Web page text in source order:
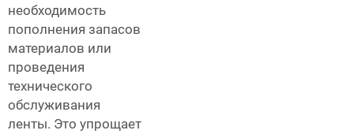
необходимость
пополнения запасов
материалов или
проведения
технического
обслуживания
ленты. Это упрощает